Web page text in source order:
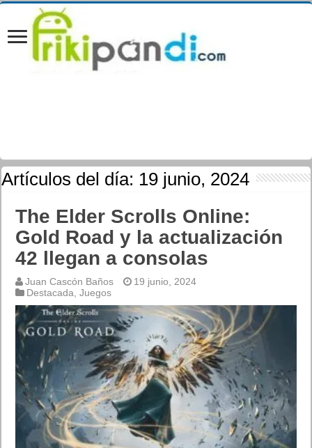
Artículos del día: 19 junio, 2024
The Elder Scrolls Online:
Gold Road y la actualización
42 llegan a consolas
Juan Cascón Baños
19 junio, 2024
Destacada ,Juegos